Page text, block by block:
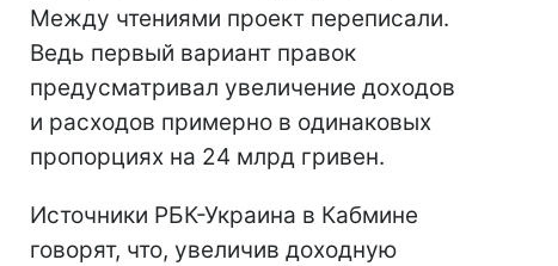
Между чтениями проект переписали.
Ведь первый вариант правок
предусматривал увеличение доходов
и расходов примерно в одинаковых
пропорциях на 24 млрд гривен.
Источники РБК-Украина в Кабмине
говорят, что, увеличив доходную